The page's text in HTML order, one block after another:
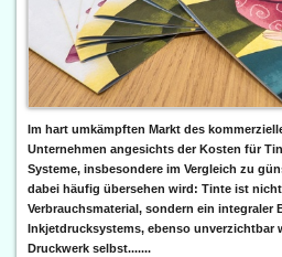
Im hart umkämpften Markt des
Unternehmen angesichts der Kosten für
Systeme, insbesondere im Vergleich zu
dabei häufig übersehen wird: Tinte ist
Verbrauchsmaterial, sondern ein integraler
Inkjetdrucksystems, ebenso unverzichtbar
Druckwerk selbst.......